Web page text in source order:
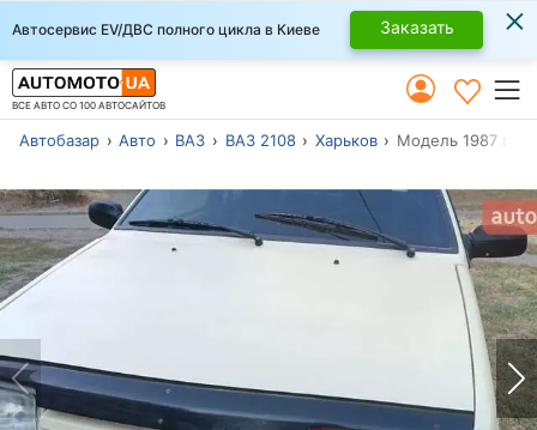
Автосервис EV/ДВС полного цикла в Киеве Заказать ×
ВСЕ АВТО СО 100 АВТОСАЙТОВ
Автобазар Авто ВАЗ ВАЗ 2108 Харьков Модель 1987 г.в.